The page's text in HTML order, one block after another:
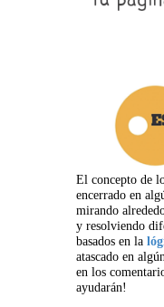
El concepto de
encerrado en
mirando
y resolviendo
basados en la
atascado en
en los
ayudarán!